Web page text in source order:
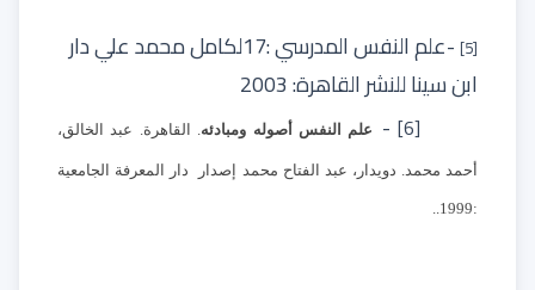
[5]
-علم النفس المدرسي :17لكامل محمد علي دار
ابن سينا للنشر القاهرة: 2003
[6]
- علم النفس أصوله ومبادئه . القاهرة. عبد الخالق،
أحمد محمد. دويدار، عبد الفتاح محمد إصدار دار المعرفة الجامعية
:1999..